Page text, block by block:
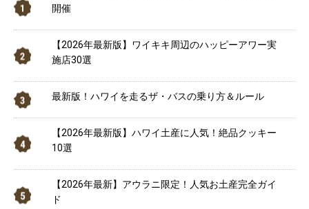
開催
【2026年最新版】ワイキキ周辺のハッピーアワー実
施店30選
最新版！ハワイを走るザ・バスの乗り方＆ルール
【2026年最新版】ハワイ土産に人気！絶品クッキー
10選
【2026年最新】アウラニ限定！人気お土産完全ガイ
ド